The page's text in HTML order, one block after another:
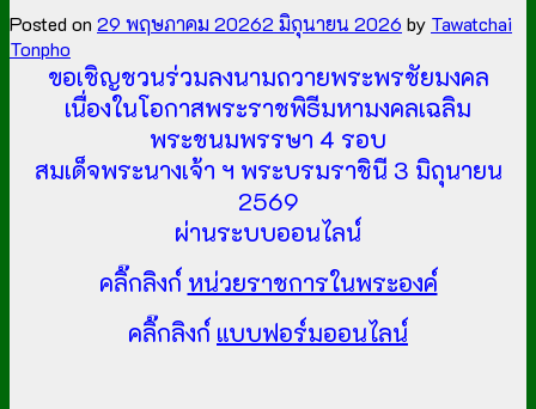
Posted on 29 พฤษภาคม 20262 มิถุนายน 2026 by Tawatchai
Tonpho
ขอเชิญชวนร่วมลงนามถวายพระพรชัยมงคล
เนื่องในโอกาสพระราชพิธีมหามงคลเฉลิม
พระชนมพรรษา 4 รอบ
สมเด็จพระนางเจ้า ฯ พระบรมราชินี 3 มิถุนายน
2569
ผ่านระบบออนไลน์
คลิ๊กลิงก์ หน่วยราชการในพระองค์
คลิ๊กลิงก์ แบบฟอร์มออนไลน์